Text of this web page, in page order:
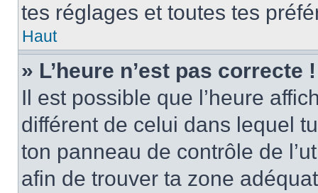
tes réglages et toutes tes
Haut
» L’heure n’est pas correcte !
Il est possible que l’heure
différent de celui dans lequel
ton panneau de contrôle de
afin de trouver ta zone